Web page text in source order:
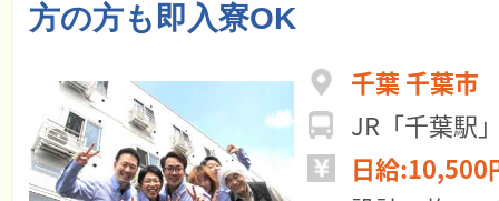
方の方も即入寮OK
千葉 千葉市
JR「千葉駅
日給:10,500